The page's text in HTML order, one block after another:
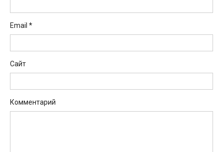
Email *
Сайт
Комментарий